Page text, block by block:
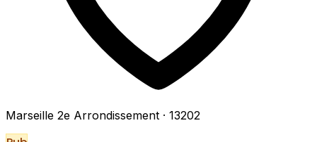
Marseille 2e Arrondissement · 13202